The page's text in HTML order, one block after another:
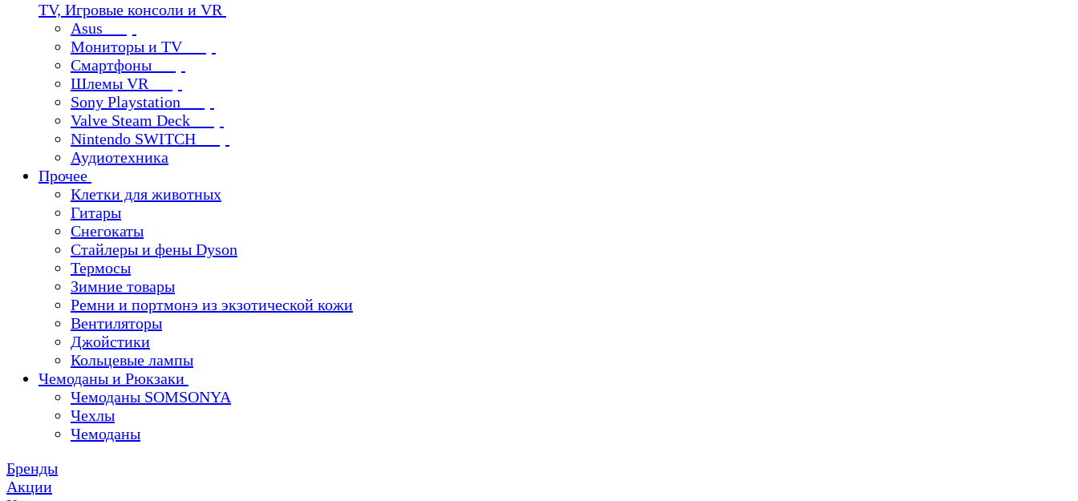
TV, Игровые консоли и VR
Asus
Мониторы и TV
Смартфоны
Шлемы VR
Sony Playstation
Valve Steam Deck
Nintendo SWITCH
Аудиотехника
Прочее
Клетки для животных
Гитары
Снегокаты
Стайлеры и фены Dyson
Термосы
Зимние товары
Ремни и портмонэ из экзотической кожи
Вентиляторы
Джойстики
Кольцевые лампы
Чемоданы и Рюкзаки
Чемоданы SOMSONYA
Чехлы
Чемоданы
Бренды
Акции